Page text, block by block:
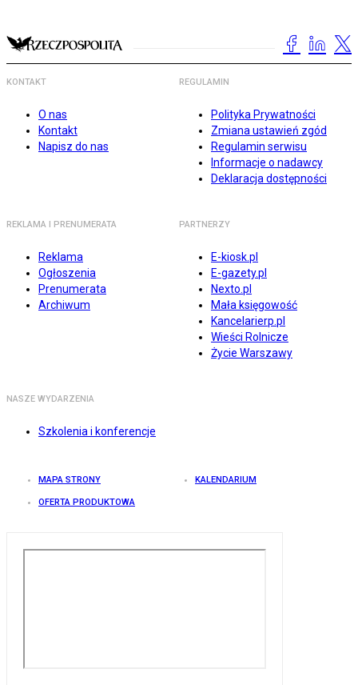
KONTAKT
O nas
Kontakt
Napisz do nas
REGULAMIN
Polityka Prywatności
Zmiana ustawień zgód
Regulamin serwisu
Informacje o nadawcy
Deklaracja dostępności
REKLAMA I PRENUMERATA
Reklama
Ogłoszenia
Prenumerata
Archiwum
PARTNERZY
E-kiosk.pl
E-gazety.pl
Nexto.pl
Mała księgowość
Kancelarierp.pl
Wieści Rolnicze
Życie Warszawy
NASZE WYDARZENIA
Szkolenia i konferencje
MAPA STRONY KALENDARIUM
OFERTA PRODUKTOWA